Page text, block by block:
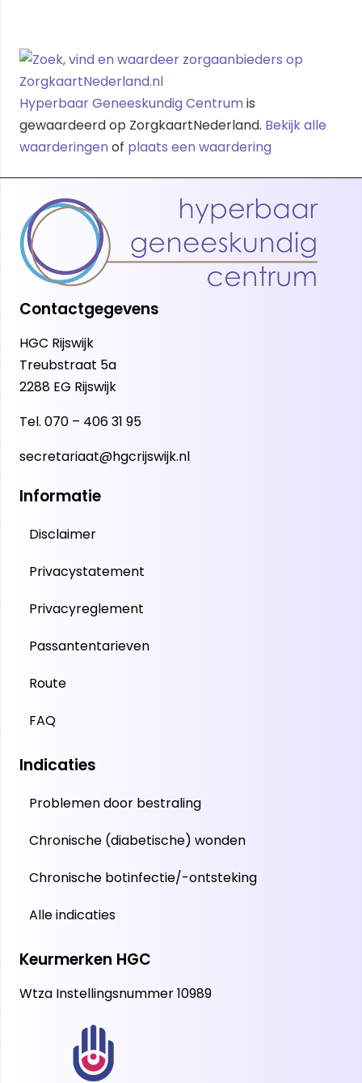
Hyperbaar Geneeskundig Centrum is
gewaardeerd op ZorgkaartNederland. Bekijk alle
waarderingen of plaats een waardering
Contactgegevens
HGC Rijswijk
Treubstraat 5a
2288 EG Rijswijk
Tel. 070 – 406 31 95
secretariaat@hgcrijswijk.nl
Informatie
Disclaimer
Privacystatement
Privacyreglement
Passantentarieven
Route
FAQ
Indicaties
Problemen door bestraling
Chronische (diabetische) wonden
Chronische botinfectie/-ontsteking
Alle indicaties
Keurmerken HGC
Wtza Instellingsnummer 10989